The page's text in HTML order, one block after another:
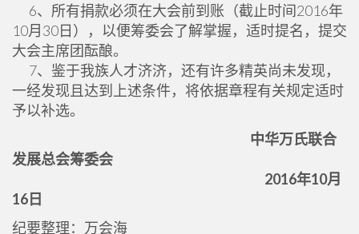
6、所有捐款必须在大会前到账（截止时间2016年
10月30日），以便筹委会了解掌握，适时提名，提交
大会主席团酝酿。
7、鉴于我族人才济济，还有许多精英尚未发现，
一经发现且达到上述条件，将依据章程有关规定适时
予以补选。
中华万氏联合
发展总会筹委会
2016年10月
16日
纪要整理：万会海